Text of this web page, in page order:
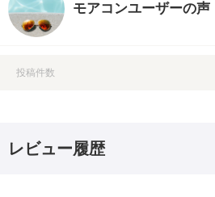
モアコンユーザーの声
投稿件数
レビュー履歴